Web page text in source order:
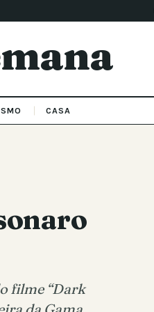
CASA
filme “Dark
da Gama,